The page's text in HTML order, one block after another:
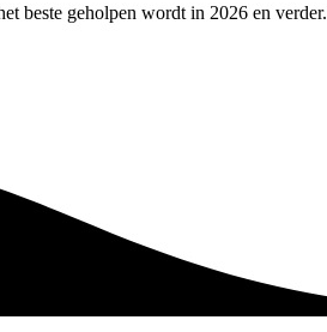
beste geholpen wordt in 2026 en verder.